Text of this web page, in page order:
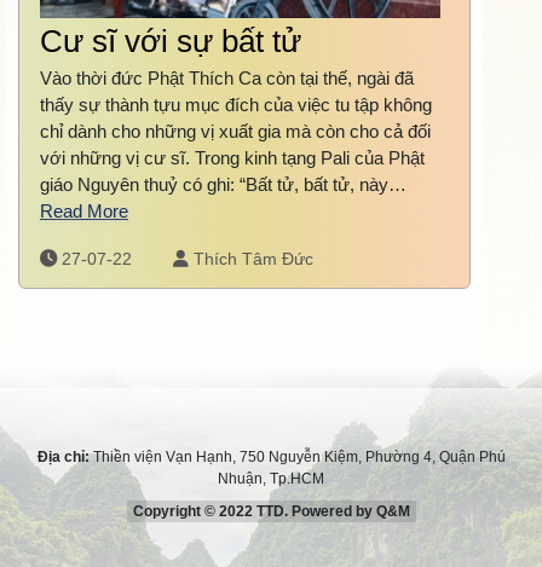
Cư sĩ với sự bất tử
Vào thời đức Phật Thích Ca còn tại thế, ngài đã
thấy sự thành tựu mục đích của việc tu tập không
chỉ dành cho những vị xuất gia mà còn cho cả đối
với những vị cư sĩ. Trong kinh tạng Pali của Phật
giáo Nguyên thuỷ có ghi: “Bất tử, bất tử, này…
Read More
27-07-22 Thích Tâm Đức
Địa chỉ:Thiền viện Vạn Hạnh, 750 Nguyễn Kiệm, Phường 4, Quận Phú
Nhuận, Tp.HCM
Copyright © 2022 TTD. Powered by Q&M